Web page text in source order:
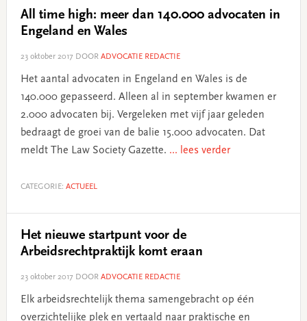
All time high: meer dan 140.000 advocaten in
Engeland en Wales
23 oktober 2017 DOOR ADVOCATIE REDACTIE
Het aantal advocaten in Engeland en Wales is de
140.000 gepasseerd. Alleen al in september kwamen er
2.000 advocaten bij. Vergeleken met vijf jaar geleden
bedraagt de groei van de balie 15.000 advocaten. Dat
meldt The Law Society Gazette. ... lees verder
CATEGORIE: ACTUEEL
Het nieuwe startpunt voor de
Arbeidsrechtpraktijk komt eraan
23 oktober 2017 DOOR ADVOCATIE REDACTIE
Elk arbeidsrechtelijk thema samengebracht op één
overzichtelijke plek en vertaald naar praktische en